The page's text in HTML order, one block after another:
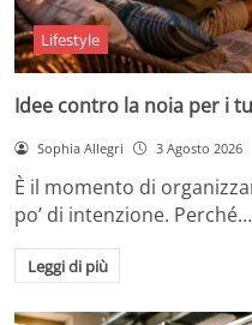
Lifestyle
Idee contro la noia per i
Sophia Allegri 3 Agosto 2026
È il momento di
po’ di intenzione. Perché…
Leggi di più